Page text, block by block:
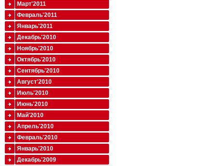
Март'2011
Февраль'2011
Январь'2011
Декабрь'2010
Ноябрь'2010
Октябрь'2010
Сентябрь'2010
Август'2010
Июль'2010
Июнь'2010
Май'2010
Апрель'2010
Февраль'2010
Январь'2010
Декабрь'2009